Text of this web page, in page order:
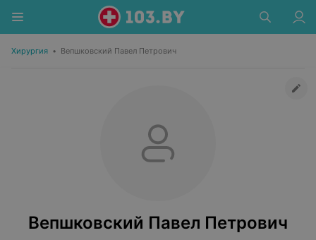
Хирургия • Вепшковский Павел Петрович
Вепшковский Павел Петрович